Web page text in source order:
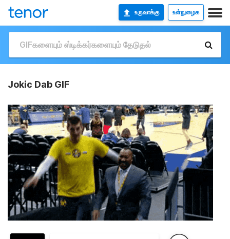
உருவாக்கு உள்நுழைக
Jokic Dab GIF